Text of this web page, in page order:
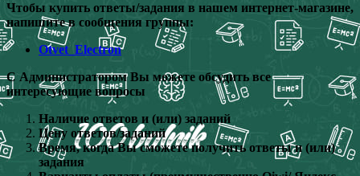
Чтобы купить ответы/задания в нашем интернет-магазине,
напишите в сообщения группы:
Otvet_Electron
С Администратором Вы можете обсудить все
интересующие вопросы
Наличие ответов и (или) заданий
Цену ответов/заданий
Время, когда Вы сможете получить ответы и (или)
задания